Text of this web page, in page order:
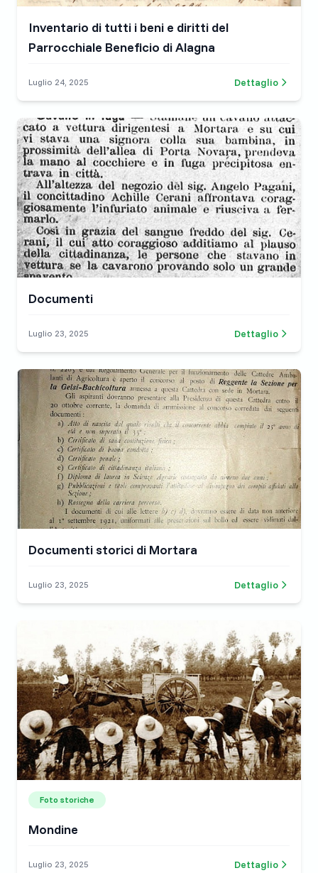
Inventario di tutti i beni e diritti del
Parrocchiale Beneficio di Alagna
Luglio 24, 2025 Dettaglio
Documenti
Luglio 23, 2025 Dettaglio
Documenti storici di Mortara
Luglio 23, 2025 Dettaglio
Foto storiche
Mondine
Luglio 23, 2025 Dettaglio